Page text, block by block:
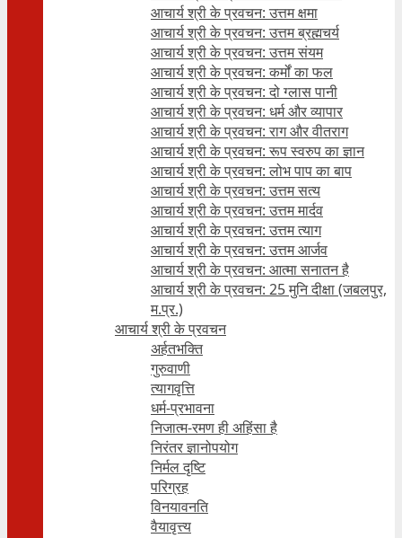
आचार्य श्री के प्रवचन: उत्तम क्षमा
आचार्य श्री के प्रवचन: उत्तम ब्रह्मचर्य
आचार्य श्री के प्रवचन: उत्तम संयम
आचार्य श्री के प्रवचन: कर्मों का फल
आचार्य श्री के प्रवचन: दो ग्लास पानी
आचार्य श्री के प्रवचन: धर्म और व्यापार
आचार्य श्री के प्रवचन: राग और वीतराग
आचार्य श्री के प्रवचन: रूप स्वरुप का ज्ञान
आचार्य श्री के प्रवचन: लोभ पाप का बाप
आचार्य श्री के प्रवचन: उत्तम सत्य
आचार्य श्री के प्रवचन: उत्तम मार्दव
आचार्य श्री के प्रवचन: उत्तम त्याग
आचार्य श्री के प्रवचन: उत्तम आर्जव
आचार्य श्री के प्रवचन: आत्मा सनातन है
आचार्य श्री के प्रवचन: 25 मुनि दीक्षा (जबलपुर,
म.प्र.)
आचार्य श्री के प्रवचन
अर्हतभक्ति
गुरुवाणी
त्यागवृत्ति
धर्म-प्रभावना
निजात्म-रमण ही अहिंसा है
निरंतर ज्ञानोपयोग
निर्मल दृष्टि
परिग्रह
विनयावनति
वैयावृत्त्य